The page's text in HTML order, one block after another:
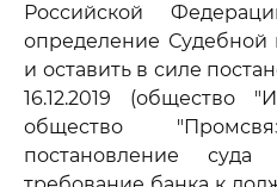
Российской
определение Судебной
и оставить в силе
16.12.2019 (общество
общество
постановление